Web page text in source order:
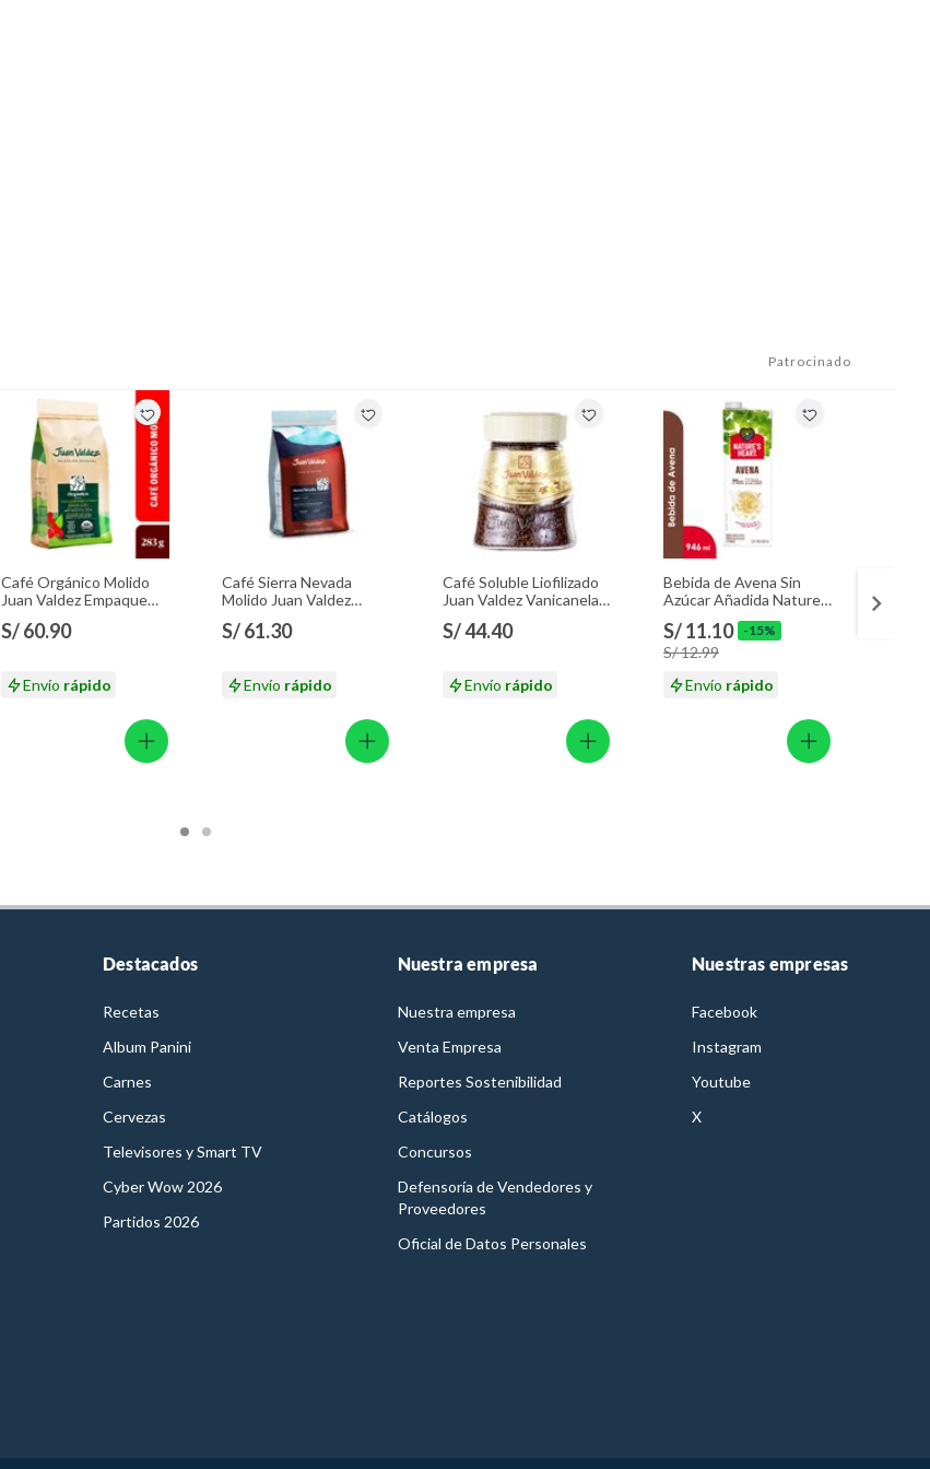
Patrocinado
Café Orgánico Molido
Juan Valdez Empaque
S/ 60.90
Envío rápido
Café Sierra Nevada
Molido Juan Valdez
S/ 61.30
Envío rápido
Café Soluble Liofilizado
Juan Valdez Vanicanela
S/ 44.40
Envío rápido
Bebida de Avena Sin
Azúcar Añadida Nature’s
Heart Botella 946 mL
S/ 11.10 -15%
S/ 12.99
Envío rápido
Destacados
Recetas
Album Panini
Carnes
Cervezas
Televisores y Smart TV
Cyber Wow 2026
Partidos 2026
Nuestra empresa
Nuestra empresa
Venta Empresa
Reportes Sostenibilidad
Catálogos
Concursos
Defensoría de Vendedores y
Proveedores
Oficial de Datos Personales
Nuestras empresas
Facebook
Instagram
Youtube
X